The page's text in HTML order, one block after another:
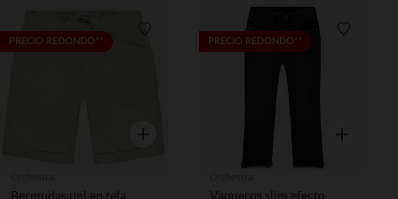
PRECIO REDONDO** Lista de requisitos
Vista rápida
Bermudas uni en tela
PRECIO REDONDO**
Vista rápida
Vaqueros slim efecto